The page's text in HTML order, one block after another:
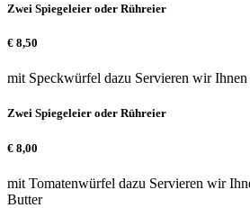
Zwei Spiegeleier oder Rühreier
€ 8,50
mit Speckwürfel dazu Servieren wir
Zwei Spiegeleier oder Rühreier
€ 8,00
mit Tomatenwürfel dazu Servieren wir
Butter